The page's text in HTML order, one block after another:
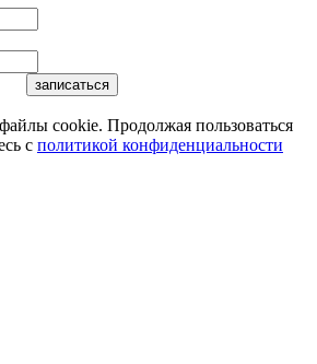
cookie. Продолжая пользоваться
с политикой конфиденциальности